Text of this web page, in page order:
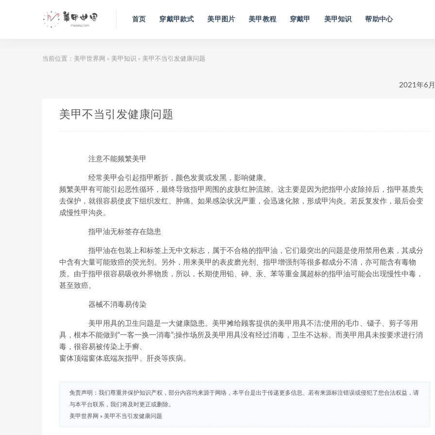
首页 穿戴甲款式 美甲图片 美甲教程 穿戴甲 美甲知识 帮助中心
当前位置： 美甲世界网 > 美甲知识 > 美甲不当引发健康问题
2021年6
美甲不当引发健康问题
注意不能频繁美甲
经常美甲会引起指甲断折，颜色发黄或发黑，影响健康。
频繁美甲有可能引起恶性循环，最终导致指甲周围的皮肤红肿流脓。这主要是因为把指甲小皮除掉后，指甲基质失
去保护，就很容易使皮下组织发红、肿痛。如果感染状况严重，会迅速化脓，形成甲沟炎。若反复发作，最后会变
成慢性甲沟炎。
指甲油无标签存在隐患
指甲油在包装上和标签上无中文标志，属于不合格的指甲油，它们最突出的问题是使用禁用色素，其成分
中含有大量可能致癌的荧光剂。另外，用来美甲的表皮磨光剂、指甲增强剂等很多都成分不清，亦可能含有毒物
质。由于指甲很容易吸收外界物质，所以，长期使用铅、砷、汞、苯等重金属超标的指甲油可能会出现慢性中毒，
甚至致癌。
器械不消毒易传染
美甲用具的卫生问题是一大健康隐患。美甲摊给顾客提供的美甲用具不洁;使用的毛巾、镊子、剪子等用
具，根本不能做到“一客一换一消毒”;操作场所及美甲用具没有经过消毒，卫生不达标。而美甲用具未按要求进行消
毒，很容易被传染上手癣、
窗体顶端窗体底端灰指甲、肝炎等疾病。
免责声明：我们尊重并保护知识产权，部分内容均来源于网络，本平台是出于传递更多信息、若有来源标注错误或侵犯了您合法权益，请
与本平台联系，我们将及时更正或删除。
美甲世界网 » 美甲不当引发健康问题